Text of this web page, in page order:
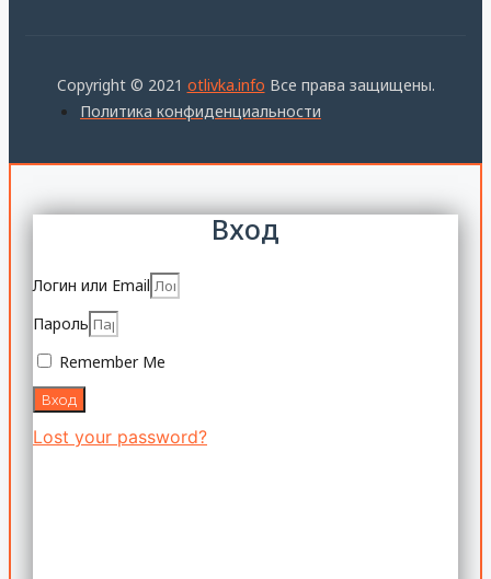
Copyright © 2021 otlivka.info Все права защищены.
Политика конфиденциальности
Вход
Логин или Email
Пароль
Remember Me
Вход
Lost your password?